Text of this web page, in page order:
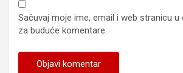
Sačuvaj moje ime, email i web stranicu
za buduće komentare.